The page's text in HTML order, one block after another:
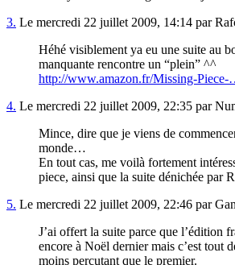
3. Le mercredi 22 juillet 2009, 14:14 par
Héhé visiblement ya eu une suite au
manquante rencontre un “plein” ^^
http://www.amazon.fr/Missing-
4. Le mercredi 22 juillet 2009, 22:35 par
Mince, dire que je viens de
monde…
En tout cas, me voilà fortement
piece, ainsi que la suite dénichée par
5. Le mercredi 22 juillet 2009, 22:46 par
J’ai offert la suite parce que l’édition
encore à Noël dernier mais c’est tout
moins percutant que le premier.